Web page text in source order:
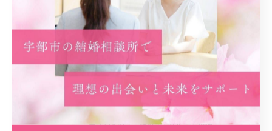
スタイル 家庭
生き方 優先 喜び 動機
スタート 事実 カギ 初回
プラン 予想外 ネガティブ
乗り超える 経済 安定 精神